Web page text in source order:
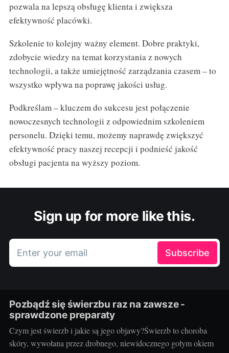
pozwala na lepszą obsługę klienta i zwiększa
efektywność placówki.
Szkolenie to kolejny ważny element. Dobre praktyki,
zdobycie wiedzy na temat korzystania z nowych
technologii, a także umiejętność zarządzania czasem – to
wszystko wpływa na poprawę jakości usług.
Podkreślam – kluczem do sukcesu jest połączenie
nowoczesnych technologii z odpowiednim szkoleniem
personelu. Dzięki temu, możemy naprawdę zwiększyć
efektywność pracy naszej recepcji i podnieść jakość
obsługi pacjenta na wyższy poziom.
Sign up for more like this.
Enter your email Subscribe
Pozbądź się świerzbu raz na zawsze -
sprawdzone preparaty
Czym jest świerzb i jakie są jego objawy?Świerzb to choroba
skóry, wywołana przez drobnego, niewidocznego gołym okiem